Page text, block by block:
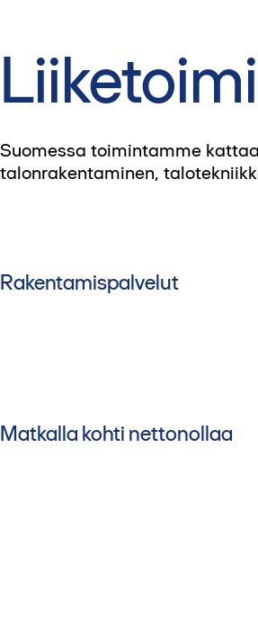
Suomessa toimintamme
talonrakentaminen,
Rakentamispalvelut
Matkalla kohti nettonollaa